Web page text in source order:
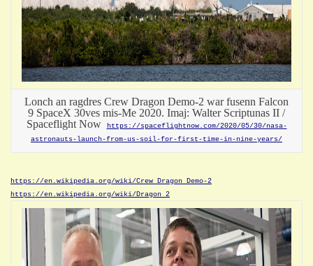
Lonch an ragdres Crew Dragon Demo-2 war fusenn Falcon
9 SpaceX 30ves mis-Me 2020. Imaj: Walter Scriptunas II /
Spaceflight Now
https://spaceflightnow.com/2020/05/30/nasa-
astronauts-launch-from-us-soil-for-first-time-in-nine-years/
https://en.wikipedia.org/wiki/Crew_Dragon_Demo-2
https://en.wikipedia.org/wiki/Dragon_2